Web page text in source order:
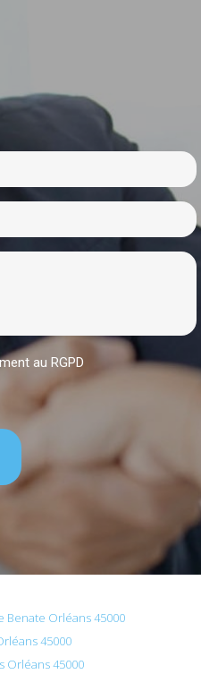
au RGPD
Benate Orléans 45000
45000
Orléans 45000